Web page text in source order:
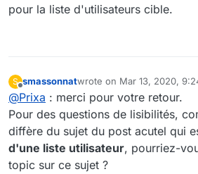
pour la liste d'utilisateurs cible.
S
Offline
smassonnatwrote on Mar 13, 2020,
last edited by
@Prixa : merci pour votre retour.
Pour des questions de lisibilités,
diffère du sujet du post acutel qui
d'une liste utilisateur, pourriez-
topic sur ce sujet ?